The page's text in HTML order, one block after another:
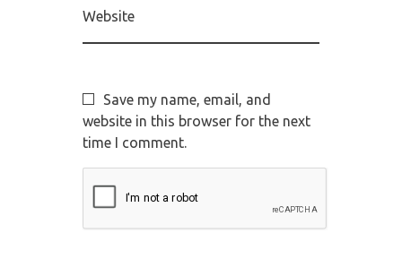
Website
Save my name, email, and
website in this browser for the next
time I comment.